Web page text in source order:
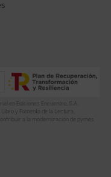
en Ediciones Encuentro, S.A.
y Fomento de la Lectura,
a la modernización de pymes